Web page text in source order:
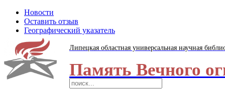
Новости
Оставить отзыв
Географический указатель
Липецкая областная универсальная научная
Память Вечного